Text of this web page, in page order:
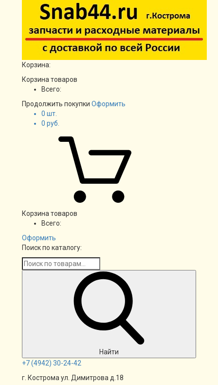
Корзина:
Корзина товаров
Всего:
Продолжить покупки Оформить
0 шт.
0 руб.
Корзина товаров
Всего:
Оформить
Поиск по каталогу:
Найти
+7(4942) 30-24-42
г. Кострома ул. Димитрова д.18